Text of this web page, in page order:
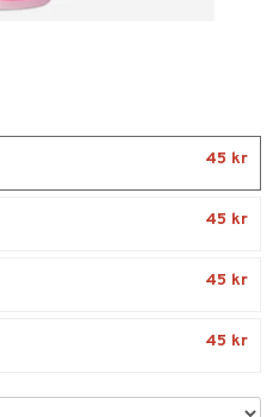
45 kr
45 kr
45 kr
45 kr